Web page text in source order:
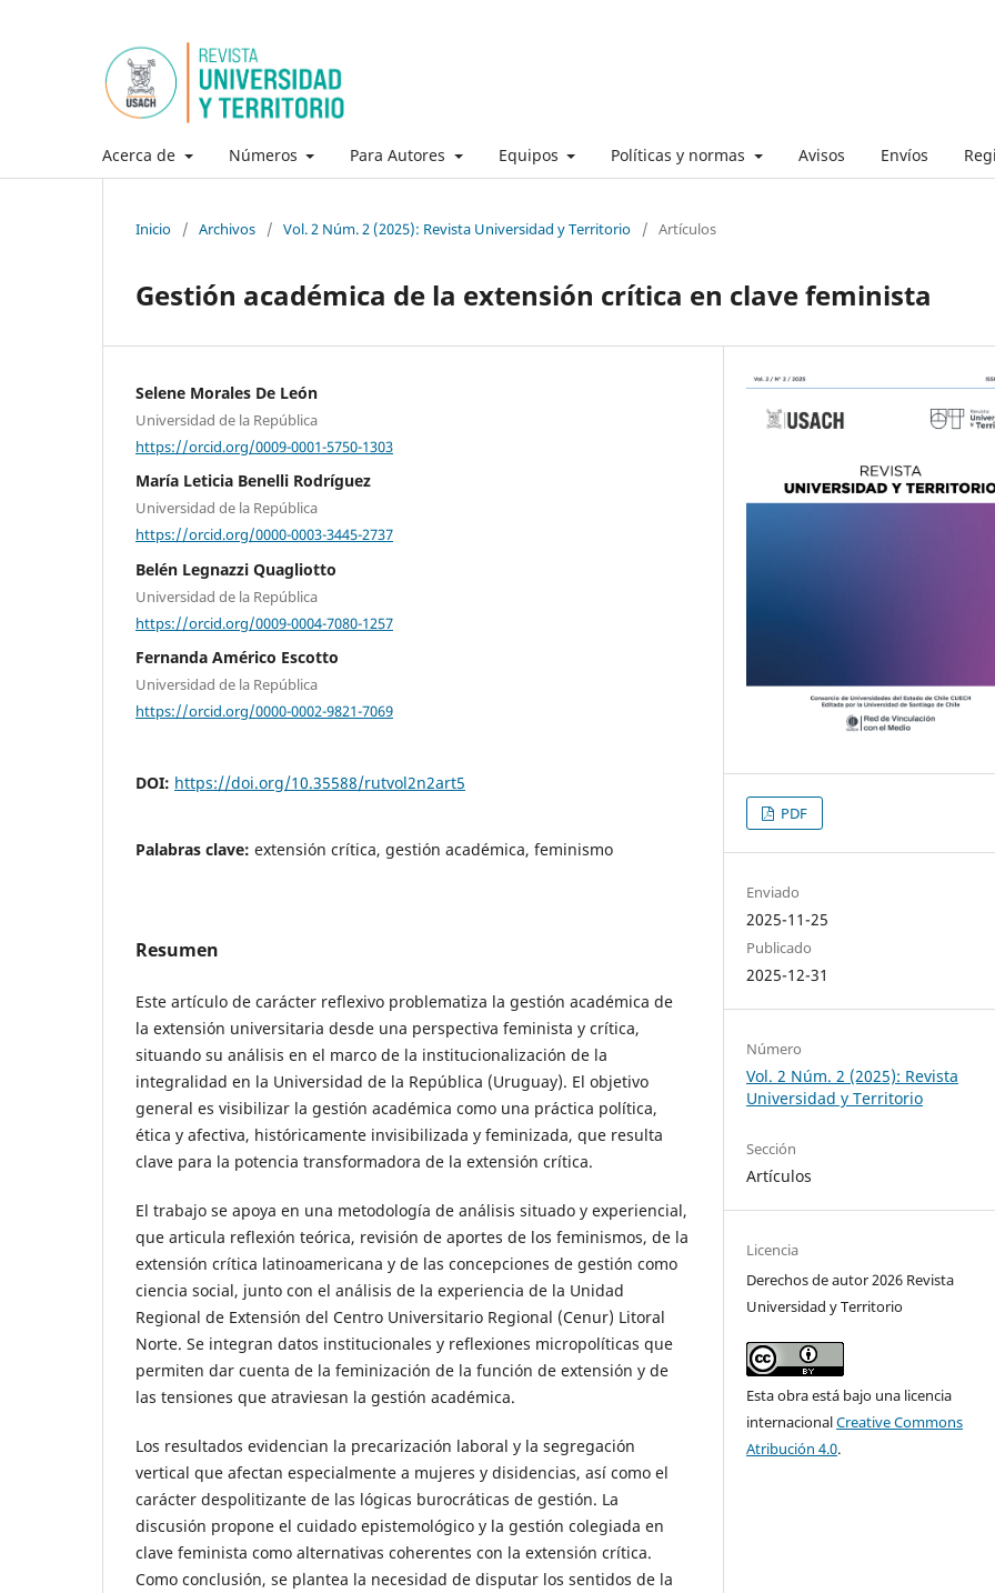
Acerca de Números Para Autores Equipos Políticas y normas Avisos Envíos
Inicio / Archivos / Vol. 2 Núm. 2 (2025): Revista Universidad y Territorio / Artículos
Gestión académica de la extensión crítica en clave feminista
Selene Morales De León
Universidad de la República
https://orcid.org/0009-0001-5750-1303
María Leticia Benelli Rodríguez
Universidad de la República
https://orcid.org/0000-0003-3445-2737
Belén Legnazzi Quagliotto
Universidad de la República
https://orcid.org/0009-0004-7080-1257
Fernanda Américo Escotto
Universidad de la República
https://orcid.org/0000-0002-9821-7069
DOI: https://doi.org/10.35588/rutvol2n2art5
Palabras clave: extensión crítica, gestión académica, feminismo
Resumen
Este artículo de carácter reflexivo problematiza la gestión académica de
la extensión universitaria desde una perspectiva feminista y crítica,
situando su análisis en el marco de la institucionalización de la
integralidad en la Universidad de la República (Uruguay). El objetivo
general es visibilizar la gestión académica como una práctica política,
ética y afectiva, históricamente invisibilizada y feminizada, que resulta
clave para la potencia transformadora de la extensión crítica.
El trabajo se apoya en una metodología de análisis situado y experiencial,
que articula reflexión teórica, revisión de aportes de los feminismos, de la
extensión crítica latinoamericana y de las concepciones de gestión como
ciencia social, junto con el análisis de la experiencia de la Unidad
Regional de Extensión del Centro Universitario Regional (Cenur) Litoral
Norte. Se integran datos institucionales y reflexiones micropolíticas que
permiten dar cuenta de la feminización de la función de extensión y de
las tensiones que atraviesan la gestión académica.
Los resultados evidencian la precarización laboral y la segregación
vertical que afectan especialmente a mujeres y disidencias, así como el
carácter despolitizante de las lógicas burocráticas de gestión. La
discusión propone el cuidado epistemológico y la gestión colegiada en
clave feminista como alternativas coherentes con la extensión crítica.
Como conclusión, se plantea la necesidad de disputar los sentidos de la
PDF
Enviado
2025-11-25
Publicado
2025-12-31
Número
Vol. 2 Núm. 2 (2025): Revista
Universidad y Territorio
Sección
Artículos
Licencia
Derechos de autor 2026 Revista
Universidad y Territorio
Esta obra está bajo una licencia
internacionalCreative Commons
Atribución 4.0.